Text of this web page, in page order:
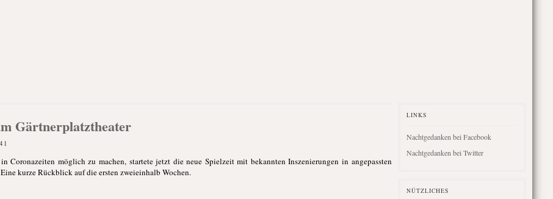
Gärtnerplatztheater
Coronazeiten möglich zu machen, startete jetzt die neue Spielzeit mit bekannten Inszenierungen in angepassten
kurze Rückblick auf die ersten zweieinhalb Wochen.
LINKS
Nachtgedanken bei Facebook
Nachtgedanken bei Twitter
NÜTZLICHES